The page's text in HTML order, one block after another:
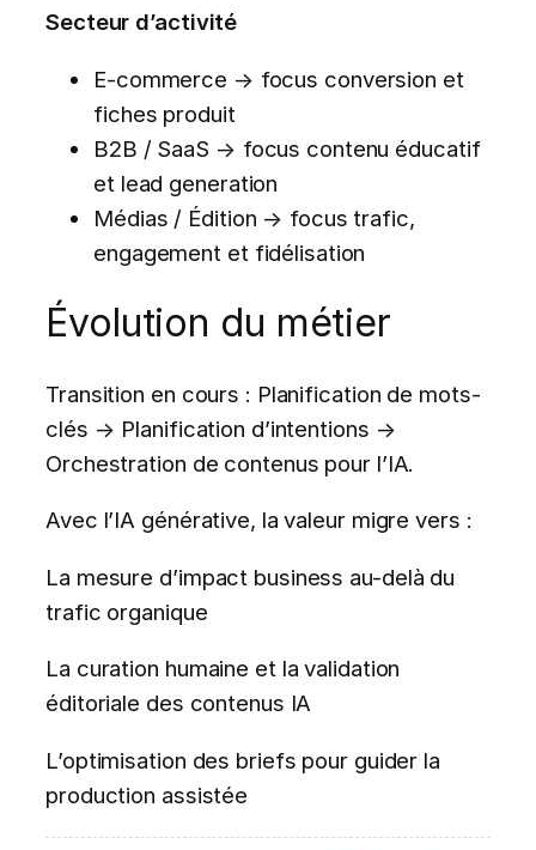
Secteur d’activité
E-commerce → focus conversion et
fiches produit
B2B / SaaS → focus contenu éducatif
et lead generation
Médias / Édition → focus trafic,
engagement et fidélisation
Évolution du métier
Transition en cours : Planification de mots-
clés → Planification d’intentions →
Orchestration de contenus pour l’IA.
Avec l’IA générative, la valeur migre vers :
La mesure d’impact business au-delà du
trafic organique
La curation humaine et la validation
éditoriale des contenus IA
L’optimisation des briefs pour guider la
production assistée